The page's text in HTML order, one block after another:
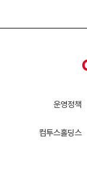
운영정책
컴투스홀딩스